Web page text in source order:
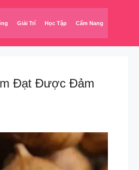
Giải Trí Học Tập Cẩm Nang
Đạt Được Đảm